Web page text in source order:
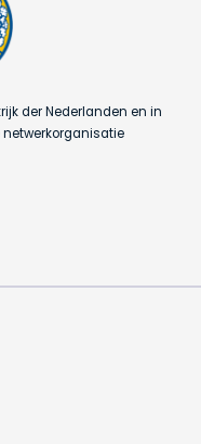
der Nederlanden en in